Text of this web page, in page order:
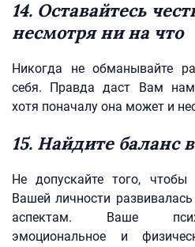
14. Оставайтесь
несмотря ни на что
Никогда не обманывайте
себя. Правда даст Вам
хотя поначалу она может и
15. Найдите баланс
Не допускайте того, чтобы
Вашей личности
аспектам. Ваше
эмоциональное и